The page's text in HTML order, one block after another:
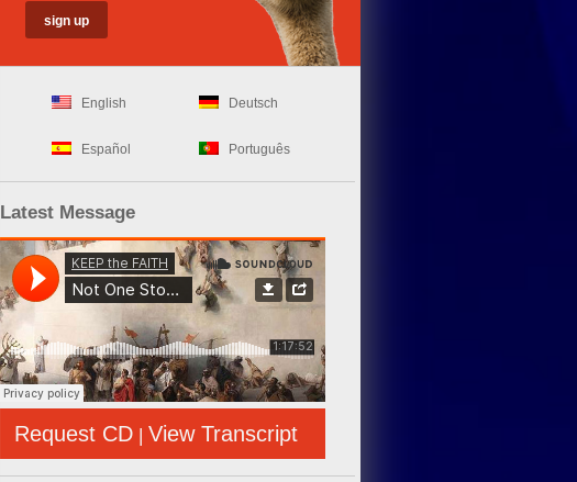
English Deutsch
Español Português
Latest Message
Request CD | View Transcript